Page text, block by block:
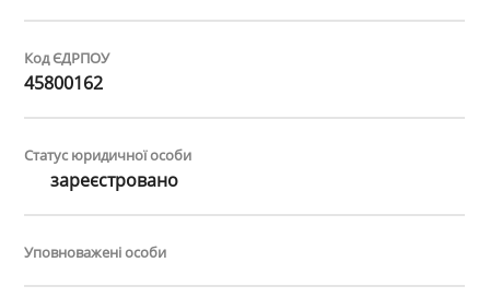
Код ЄДРПОУ
45800162
Статус юридичної особи
зареєстровано
Уповноважені особи